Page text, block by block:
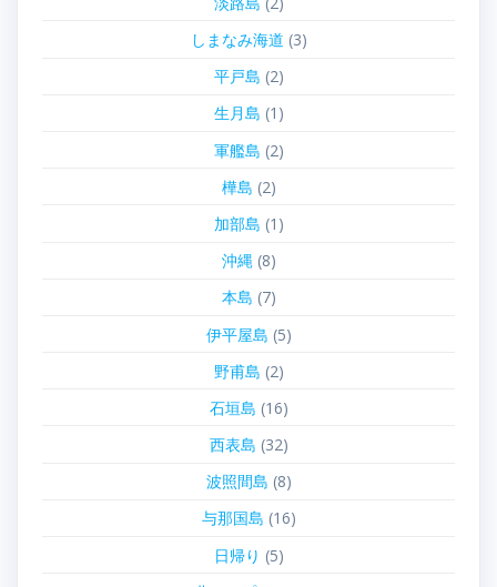
しまなみ海道 (3)
平戸島 (2)
生月島 (1)
軍艦島 (2)
樺島 (2)
加部島 (1)
沖縄(8)
本島 (7)
伊平屋島 (5)
野甫島 (2)
石垣島 (16)
西表島 (32)
波照間島 (8)
与那国島 (16)
日帰り (5)